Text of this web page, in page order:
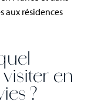
aux résidences
en
?